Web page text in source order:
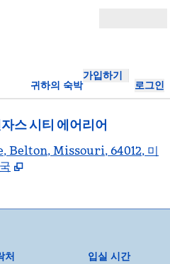
귀하의 숙박
가입하기
로그인
스 시티 에어리어
Belton, Missouri, 64012, 미
국
처
입실 시간